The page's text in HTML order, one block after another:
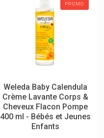
PROMO
Weleda Baby Calendula
Crème Lavante Corps &
Cheveux Flacon Pompe
400 ml - Bébés et Jeunes
Enfants